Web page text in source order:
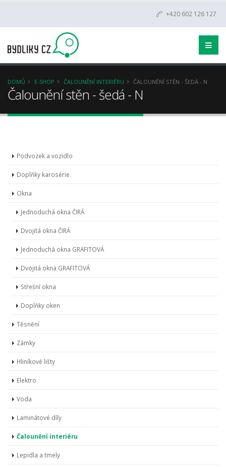
+420 602 126 127
DOMŮ E-SHOP ČALOUNĚNÍ INTERIÉRU ČALOUNĚNÍ STĚN - ŠEDÁ - N
Čalounění stěn - šedá - N
Podvozek a vozidlo
Doplňky karosérie
Okna
Jednoduchá okna ČIRÁ
Dvojitá okna ČIRÁ
Jednoduchá okna GRAFITOVÁ
Dvojitá okna GRAFITOVÁ
Střešní okna
Doplňky oken
Těsnění
Zámky
Hliníkové lišty
Elektro
Voda
Laminátové díly
Čalounění interiéru
Lepidla a tmely